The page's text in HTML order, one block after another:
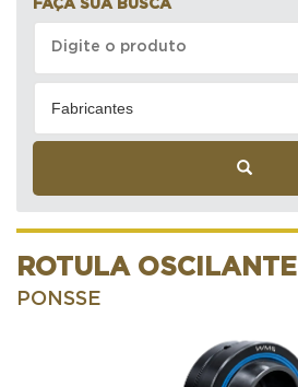
FAÇA SUA BUSCA
Fabricantes
ROTULA OSCILANTE
PONSSE